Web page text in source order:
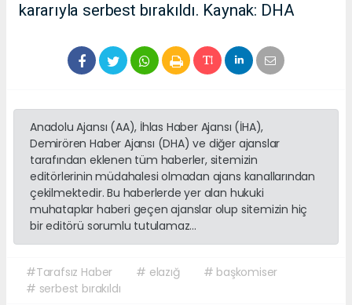
kararıyla serbest bırakıldı. Kaynak: DHA
Anadolu Ajansı (AA), İhlas Haber Ajansı (İHA),
Demirören Haber Ajansı (DHA) ve diğer ajanslar
tarafından eklenen tüm haberler, sitemizin
editörlerinin müdahalesi olmadan ajans kanallarından
çekilmektedir. Bu haberlerde yer alan hukuki
muhataplar haberi geçen ajanslar olup sitemizin hiç
bir editörü sorumlu tutulamaz...
#Tarafsız Haber # elazığ
# başkomiser
# serbest bırakıldı